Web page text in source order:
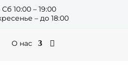
10:00 – 19:00
– до 18:00
О нас